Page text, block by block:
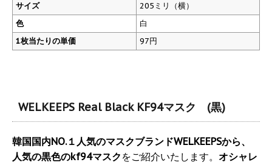
サイズ
205ミリ（横）
色
白
1枚当たりの単価
97円
WELKEEPS Real Black KF94マスク (黒)
韓国国内NO.１人気のマスクブランドWELKEEPSから、
人気の黒色のkf94マスク をご紹介いたします。 オシャレ